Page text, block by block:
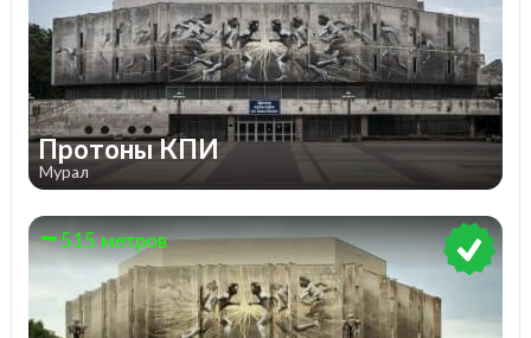
Протоны КПИ
Мурал
515 метров